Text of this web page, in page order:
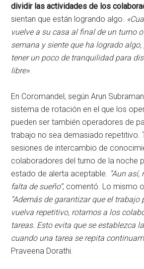
dividir las actividades de los
sientan que están logrando algo.
vuelve a su casa al final de un turno
semana y siente que ha logrado algo,
tener un poco de tranquilidad para
libre».
En Coromandel, según Arun
sistema de rotación en el que los
pueden ser también operadores de
trabajo no sea demasiado repetitivo.
sesiones de intercambio de
colaboradores del turno de la noche
estado de alerta aceptable. “Aun
falta de sueño”, comentó. Lo mismo
“Además de garantizar que el trabajo
vuelva repetitivo, rotamos a los
tareas. Esto evita que se establezca
cuando una tarea se repita
Praveena Dorathi.